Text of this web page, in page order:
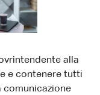
alla
e contenere tutti